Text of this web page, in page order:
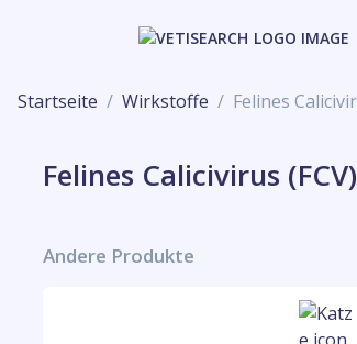
Startseite Wirkstoffe Felines
Felines Calicivirus
Andere Produkte